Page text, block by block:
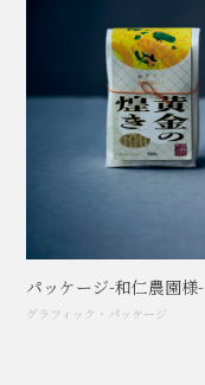
パッケージ-和仁農園様-
グラフィック ・ パッケージ